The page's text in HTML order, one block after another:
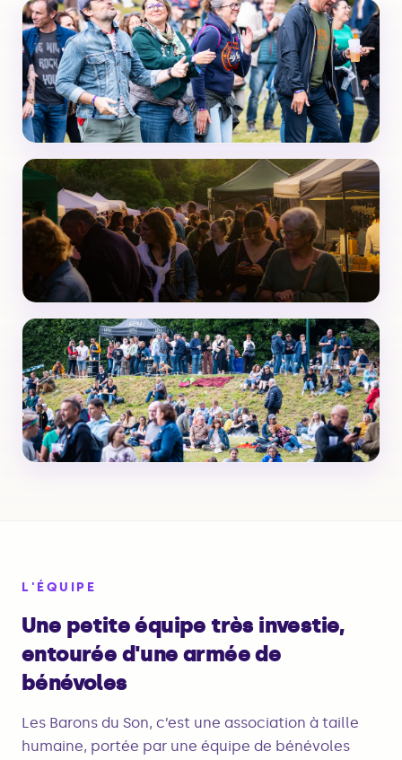
L'ÉQUIPE
Une petite équipe très investie,
entourée d'une armée de
bénévoles
Les Barons du Son, c’est une association à taille
humaine, portée par une équipe de bénévoles